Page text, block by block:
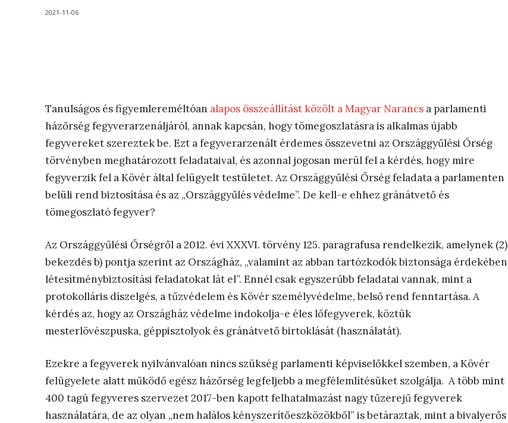
2021-11-06
Tanulságos és figyemlereméltóan alapos összeállítást közölt a Magyar Narancs a parlamenti
házőrség fegyverarzenáljáról, annak kapcsán, hogy tömegoszlatásra is alkalmas újabb
fegyvereket szereztek be. Ezt a fegyverarzenált érdemes összevetni az Országgyűlési Őrség
törvényben meghatározott feladataival, és azonnal jogosan merül fel a kérdés, hogy mire
fegyverzik fel a Kövér által felügyelt testületet. Az Országgyűlési Őrség feladata a parlamenten
belüli rend biztosítása és az „Országgyűlés védelme”. De kell-e ehhez gránátvető és
tömegoszlató fegyver?
Az Országgyűlési Őrségről a 2012. évi XXXVI. törvény 125. paragrafusa rendelkezik, amelynek (2)
bekezdés b) pontja szerint az Országház, „valamint az abban tartózkodók biztonsága érdekében
létesítménybiztosítási feladatokat lát el”. Ennél csak egyszerűbb feladatai vannak, mint a
protokolláris díszelgés, a tűzvédelem és Kövér személyvédelme, belső rend fenntartása. A
kérdés az, hogy az Országház védelme indokolja-e éles lőfegyverek, köztük
mesterlövészpuska, géppisztolyok és gránátvető birtoklását (használatát).
Ezekre a fegyverek nyilvánvalóan nincs szükség parlamenti képviselőkkel szemben, a Kövér
felügyelete alatt működő egész házőrség legfeljebb a megfélemlítésüket szolgálja. A több mint
400 tagú fegyveres szervezet 2017-ben kapott felhatalmazást nagy tűzerejű fegyverek
használatára, de az olyan „nem halálos kényszerítőeszközökből” is betáraztak, mint a bivalyerős